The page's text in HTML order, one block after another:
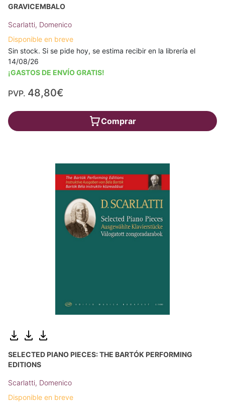
GRAVICEMBALO
Scarlatti, Domenico
Disponible en breve
Sin stock. Si se pide hoy, se estima recibir en la librería el
14/08/26
¡GASTOS DE ENVÍO GRATIS!
PVP. 48,80€
Comprar
SELECTED PIANO PIECES: THE BARTÓK PERFORMING
EDITIONS
Scarlatti, Domenico
Disponible en breve